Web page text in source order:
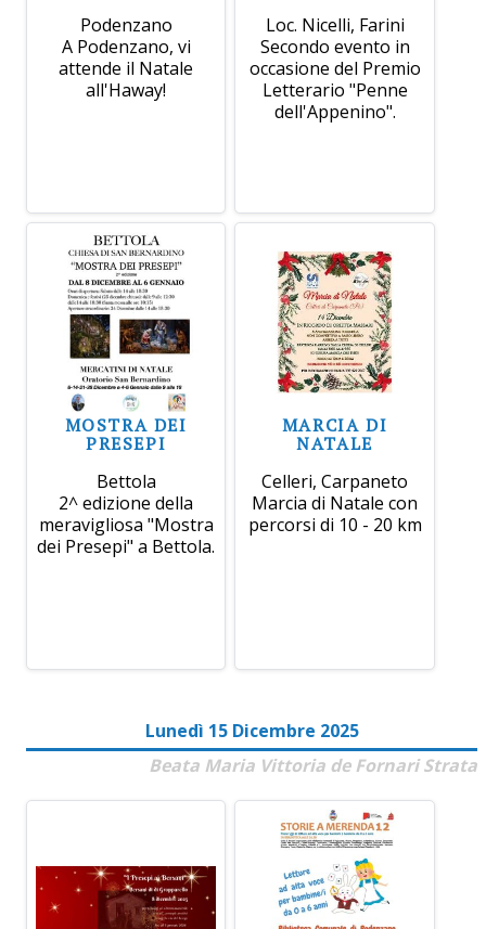
Podenzano
A Podenzano, vi
attende il Natale
all'Haway!
Loc. Nicelli, Farini
Secondo evento in
occasione del Premio
Letterario "Penne
dell'Appenino".
MOSTRA DEI
PRESEPI
Bettola
2^ edizione della
meravigliosa "Mostra
dei Presepi" a Bettola.
MARCIA DI
NATALE
Celleri, Carpaneto
Marcia di Natale con
percorsi di 10 - 20 km
Lunedì 15 Dicembre 2025
Beata Maria Vittoria de Fornari Strata